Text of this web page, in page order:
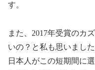
す。
また、2017年受賞のカ
いの？と私も思いました
日本人がこの短期間に